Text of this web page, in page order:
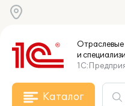
Отраслевые
и
Каталог